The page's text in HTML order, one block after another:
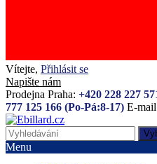
Vítejte, Přihlásit se
Napište nám
Prodejna Praha: +420 228 227
777 125 166 (Po-Pá:8-17) E-
Menu